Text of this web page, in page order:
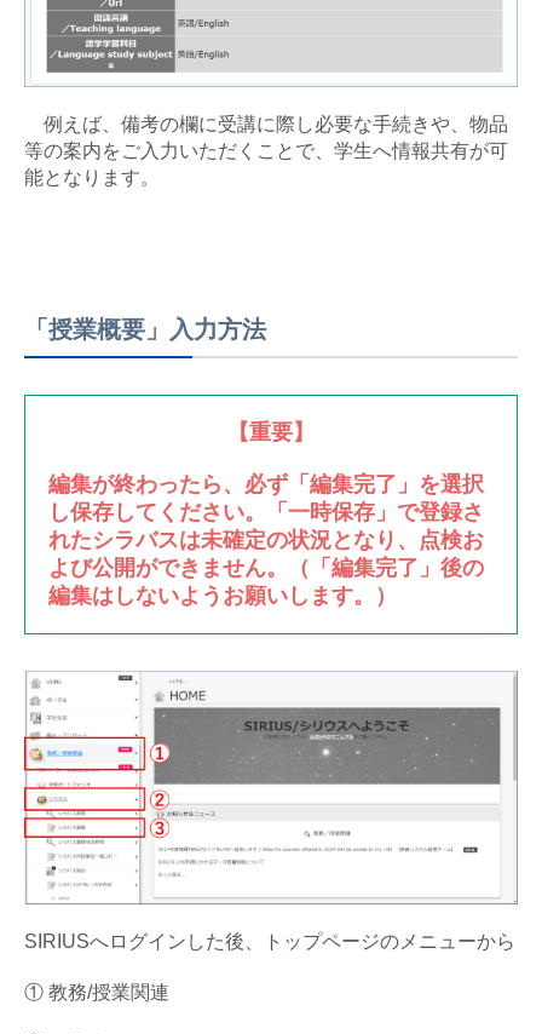
例えば、備考の欄に受講に際し必要な手続きや、物品
等の案内をご入力いただくことで、学生へ情報共有が可
能となります。
「授業概要」入力方法
【重要】
編集が終わったら、必ず「編集完了」を選択
し保存してください。「一時保存」で登録さ
れたシラバスは未確定の状況となり、点検お
よび公開ができません。（「編集完了」後の
編集はしないようお願いします。）
SIRIUSへログインした後、トップページのメニューから
① 教務/授業関連